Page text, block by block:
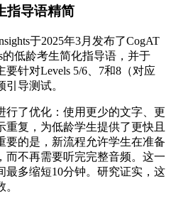
指导语精简
于2025年3月发布了CogAT
的低龄考生简化指导语，并于
要针对Levels 5/6、7和8（对应
导测试。
行了优化：使用更少的文字、更
复，为低龄学生提供了更快且
要的是，新流程允许学生在准备
不再需要听完完整音频。 这一
最多缩短10分钟。研究证实，这